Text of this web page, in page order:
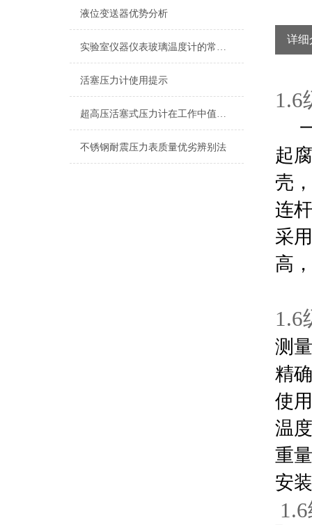
液位变送器优势分析
实验室仪器仪表玻璃温度计的常见种类
活塞压力计使用提示
超高压活塞式压力计在工作中值得注意的一些提示情况
不锈钢耐震压力表质量优劣辨别法
详细
1.6
一
起
壳
连
采
高
1.6
测
精
使
温
重
安